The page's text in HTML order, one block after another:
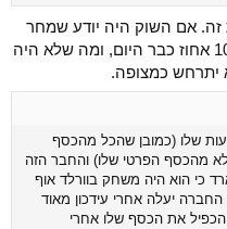
אם השוק היה יודע שמחר
מניה תעלה ב 10% היא הייתה עולה 10 אחוז כבר היום, ומה שלא היה
יתרחש כמצופה.
שלו (כמובן שהכל מהכסף
מהכסף הפרטי שלו) והחבר הזה
כי הוא היה משחק בוורלד אוף
החברה יעלה אחרי עידכון מאוד
את הכסף שלו אחרי